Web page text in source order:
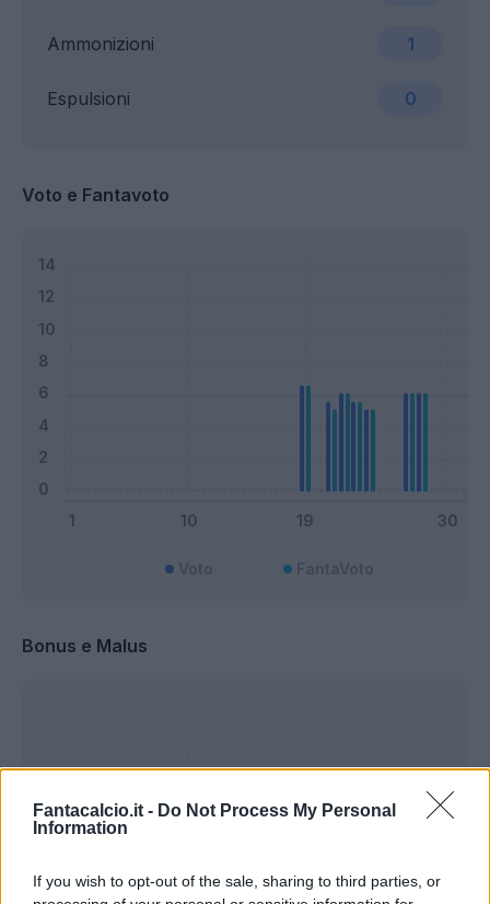
Fantacalcio.it - Do Not Process My Personal
Information
If you wish to opt-out of the sale, sharing to third parties, or
Ammonizioni 1
Espulsioni 0
Voto e Fantavoto
Bonus e Malus